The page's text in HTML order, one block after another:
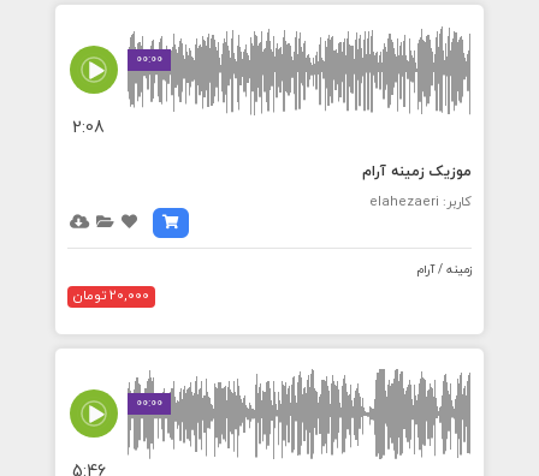
00:00
2:08
موزیک زمینه آرام
کاربر: elahezaeri
زمینه / آرام
20,000 تومان
00:00